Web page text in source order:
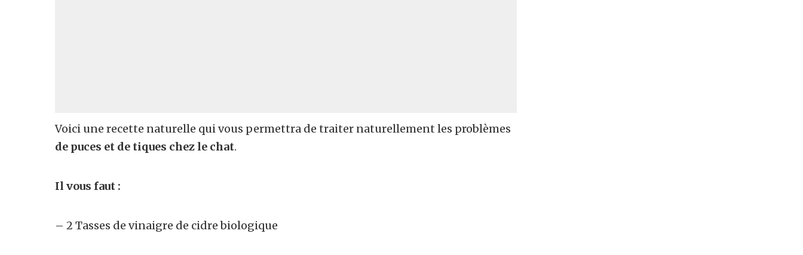
Voici une recette naturelle qui vous permettra de traiter naturellement les problèmes
de puces et de tiques chez le chat.
Il vous faut :
– 2 Tasses de vinaigre de cidre biologique